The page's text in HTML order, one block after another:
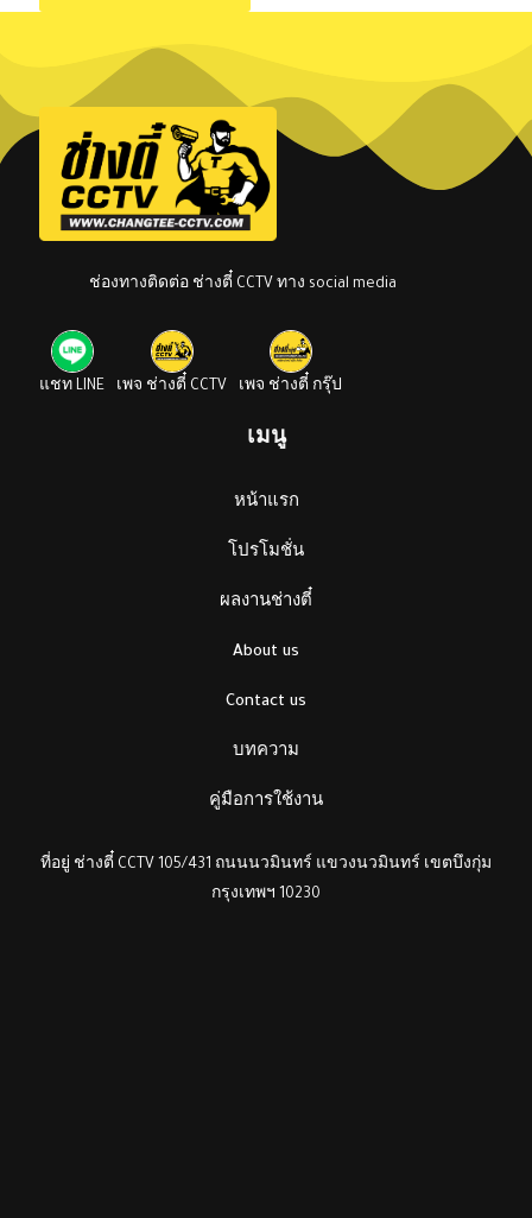
ช่องทางติดต่อ ช่างตี๋ CCTV ทาง social media
แชท LINE เพจ ช่างตี๋ CCTV เพจ ช่างตี๋ กรุ๊ป
เมนู
หน้าแรก
โปรโมชั่น
ผลงานช่างตี๋
About us
Contact us
บทความ
คู่มือการใช้งาน
ที่อยู่ ช่างตี๋ CCTV 105/431 ถนนนวมินทร์ แขวงนวมินทร์ เขตบึงกุ่ม
กรุงเทพฯ 10230